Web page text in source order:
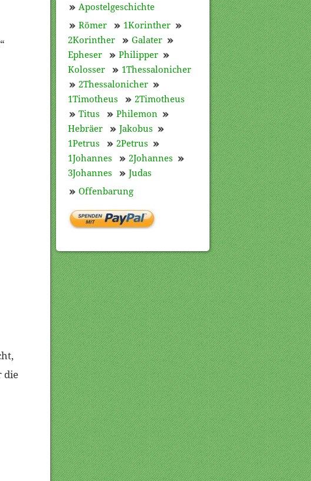
die
Apostelgeschichte
Römer
1Korinther
2Korinther
Galater
Epheser
Philipper
Kolosser
1Thessalonicher
2Thessalonicher
1Timotheus
2Timotheus
Titus
Philemon
Hebräer
Jakobus
1Petrus
2Petrus
1Johannes
2Johannes
3Johannes
Judas
Offenbarung